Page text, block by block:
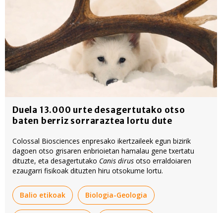
Duela 13.000 urte desagertutako otso
baten berriz sorraraztea lortu dute
Colossal Biosciences enpresako ikertzaileek egun bizirik
dagoen otso grisaren enbrioietan hamalau gene txertatu
dituzte, eta desagertutako Canis dirus otso erraldoiaren
ezaugarri fisikoak dituzten hiru otsokume lortu.
Balio etikoak Biologia-Geologia